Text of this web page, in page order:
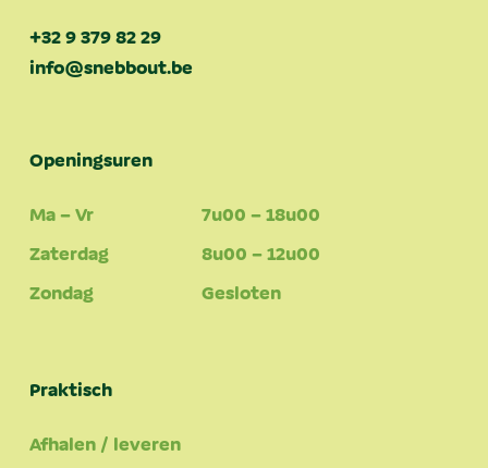
+32 9 379 82 29
info@snebbout.be
Openingsuren
Ma – Vr
7u00 – 18u00
Zaterdag
8u00 – 12u00
Zondag
Gesloten
Praktisch
Afhalen / leveren